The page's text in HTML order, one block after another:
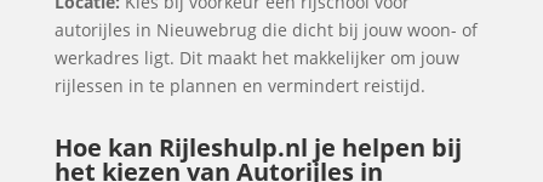
autorijles in Nieuwebrug die dicht bij jouw woon- of
werkadres ligt. Dit maakt het makkelijker om jouw
rijlessen in te plannen en vermindert reistijd.
Hoe kan Rijleshulp.nl je helpen bij
het kiezen van Autorijles in